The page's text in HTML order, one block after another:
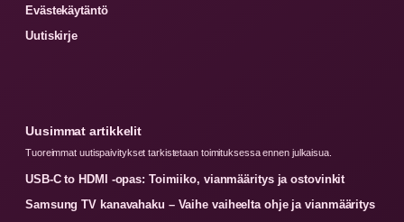
Evästekäytäntö
Uutiskirje
Uusimmat artikkelit
Tuoreimmat uutispaivitykset tarkistetaan toimituksessa ennen julkaisua.
USB-C to HDMI -opas: Toimiiko, vianmääritys ja ostovinkit
Samsung TV kanavahaku – Vaihe vaiheelta ohje ja vianmääritys